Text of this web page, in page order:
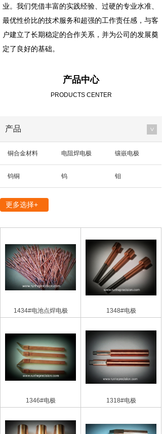
业。我们凭借丰富的实践经验、过硬的专业水准、
最优性价比的技术服务和超强的工作责任感，与客
户建立了长期稳定的合作关系，并为公司的发展奠
定了良好的基础。
产品中心
PRODUCTS CENTER
产品 >
铜合金材料 电阻焊电极 镶嵌电极
钨铜 钨 钼
精密机械部件
更多选择+
1434#电池点焊电极 1348#电极
1346#电极 1318#电极